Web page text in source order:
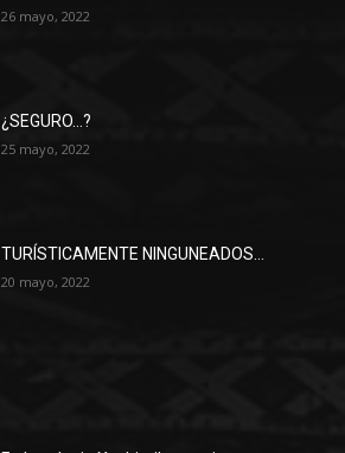
26 mayo, 2022
¿SEGURO…?
25 mayo, 2022
TURÍSTICAMENTE NINGUNEADOS…
20 mayo, 2022